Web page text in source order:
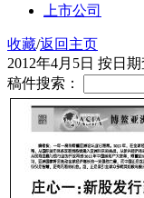
上市公司
收藏/返回主页
2012年4月5日 按日期
稿件搜索：